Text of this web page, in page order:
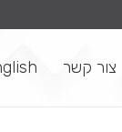
צור קשר